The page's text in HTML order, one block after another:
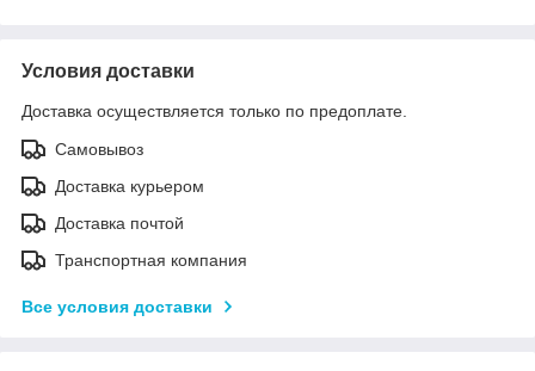
Условия доставки
Доставка осуществляется только по предоплате.
Самовывоз
Доставка курьером
Доставка почтой
Транспортная компания
Все условия доставки